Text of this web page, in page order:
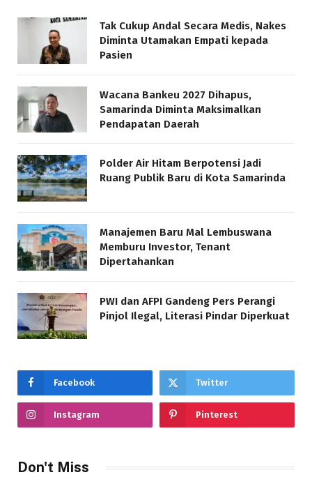
Tak Cukup Andal Secara Medis, Nakes
Diminta Utamakan Empati kepada
Pasien
Wacana Bankeu 2027 Dihapus,
Samarinda Diminta Maksimalkan
Pendapatan Daerah
Polder Air Hitam Berpotensi Jadi
Ruang Publik Baru di Kota Samarinda
Manajemen Baru Mal Lembuswana
Memburu Investor, Tenant
Dipertahankan
PWI dan AFPI Gandeng Pers Perangi
Pinjol Ilegal, Literasi Pindar Diperkuat
Facebook Twitter
Instagram Pinterest
Don't Miss